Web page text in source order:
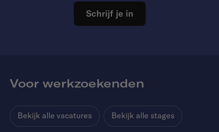
Schrijf je in
Voor werkzoekenden
Bekijk alle vacatures Bekijk alle stages